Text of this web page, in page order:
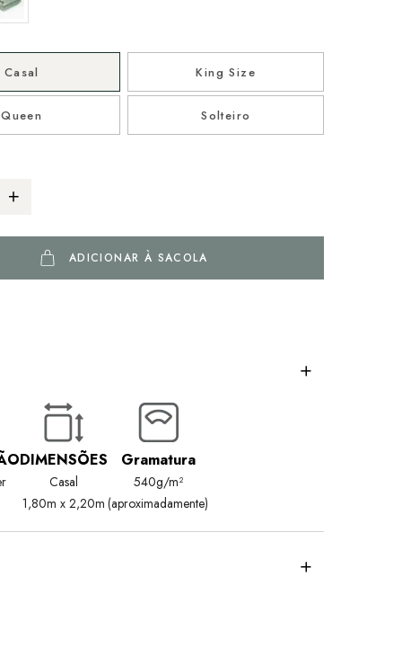
Casal King Size
Queen Solteiro
ADICIONAR À SACOLA
DIMENSÕES
Casal
1,80m x 2,20m
Gramatura
540g/m²
(aproximadamente)